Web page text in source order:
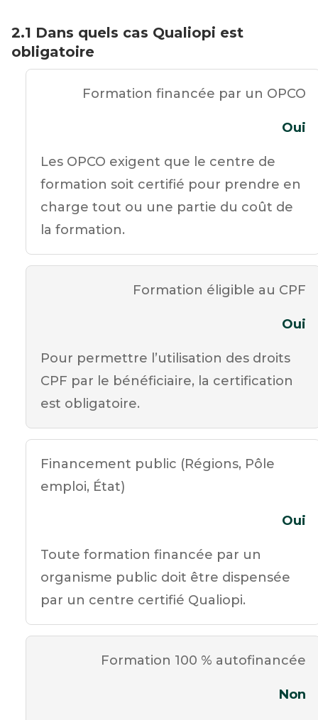
2.1 Dans quels cas Qualiopi est
obligatoire
Formation financée par un OPCO
Oui
Les OPCO exigent que le centre de
formation soit certifié pour prendre en
charge tout ou une partie du coût de
la formation.
Formation éligible au CPF
Oui
Pour permettre l’utilisation des droits
CPF par le bénéficiaire, la certification
est obligatoire.
Financement public (Régions, Pôle
emploi, État)
Oui
Toute formation financée par un
organisme public doit être dispensée
par un centre certifié Qualiopi.
Formation 100 % autofinancée
Non